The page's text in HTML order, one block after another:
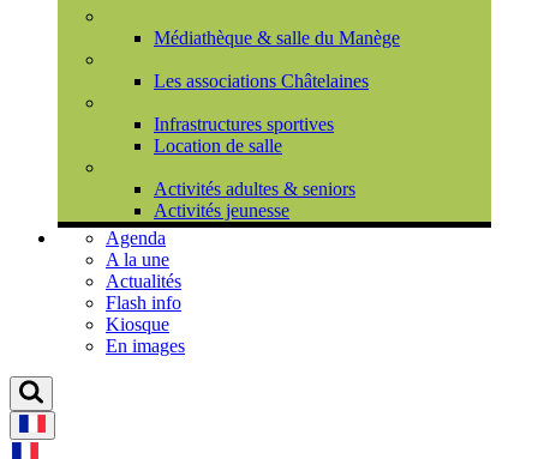
Médiathèque & salle du Manège
Les associations Châtelaines
Infrastructures sportives
Location de salle
Activités adultes & seniors
Activités jeunesse
Agenda
A la une
Actualités
Flash info
Kiosque
En images